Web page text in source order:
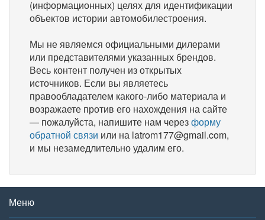
(информационных) целях для идентификации
объектов истории автомобилестроения.
Мы не являемся официальными дилерами
или представителями указанных брендов.
Весь контент получен из открытых
источников. Если вы являетесь
правообладателем какого-либо материала и
возражаете против его нахождения на сайте
— пожалуйста, напишите нам черезформу
обратной связи или на latrom177@gmail.com,
и мы незамедлительно удалим его.
Меню